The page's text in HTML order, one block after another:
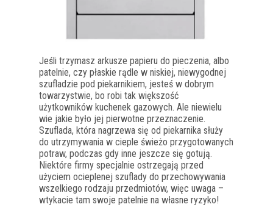
Jeśli trzymasz arkusze papieru do pieczenia, albo
patelnie, czy płaskie rądle w niskiej, niewygodnej
szufladzie pod piekarnikiem, jesteś w dobrym
towarzystwie, bo robi tak większość
użytkowników kuchenek gazowych. Ale niewielu
wie jakie było jej pierwotne przeznaczenie.
Szuflada, która nagrzewa się od piekarnika służy
do utrzymywania w cieple świeżo przygotowanych
potraw, podczas gdy inne jeszcze się gotują.
Niektóre firmy specjalnie ostrzegają przed
użyciem ocieplenej szuflady do przechowywania
wszelkiego rodzaju przedmiotów, więc uwaga –
wtykacie tam swoje patelnie na własne ryzyko!